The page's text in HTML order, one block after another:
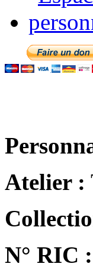
Atelier :
N° RIC :